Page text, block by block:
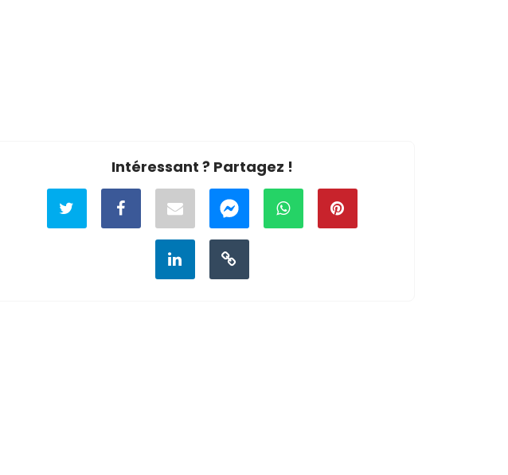
Intéressant ? Partagez !